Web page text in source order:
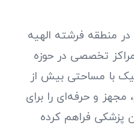
منطقه فرشته الهیه
تخصصی در حوزه
با مساحتی بیش از
مجهز و حرفه‌ای را برای
پزشکی فراهم کرده